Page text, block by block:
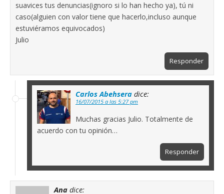
suavices tus denuncias(ignoro si lo han hecho ya), tú ni
caso(alguien con valor tiene que hacerlo,incluso aunque
estuviéramos equivocados)
Julio
Responder
Carlos Abehsera dice:
16/07/2015 a las 5:27 pm
Muchas gracias Julio. Totalmente de
acuerdo con tu opinión…
Responder
Ana dice: